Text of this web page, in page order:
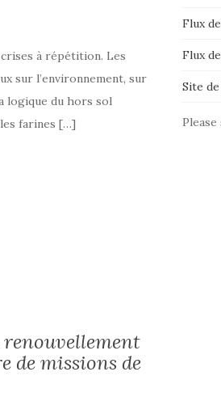
à répétition. Les
sur l’environnement, sur
logique du hors sol
les farines […]
renouvellement
de missions de
Flux
Flux
Site